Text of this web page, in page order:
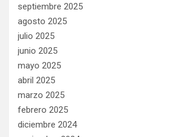
septiembre 2025
agosto 2025
julio 2025
junio 2025
mayo 2025
abril 2025
marzo 2025
febrero 2025
diciembre 2024